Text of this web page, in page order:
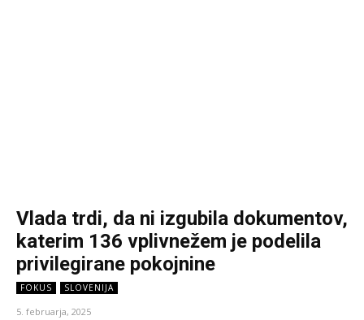
Vlada trdi, da ni izgubila dokumentov,
katerim 136 vplivnežem je podelila
privilegirane pokojnine
FOKUS SLOVENIJA
5. februarja, 2025